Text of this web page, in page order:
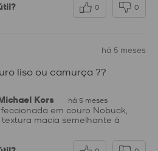
0 0
há 5 meses
liso ou camurça ??
Kors há 5 meses
em couro Nobuck,
macia semelhante à